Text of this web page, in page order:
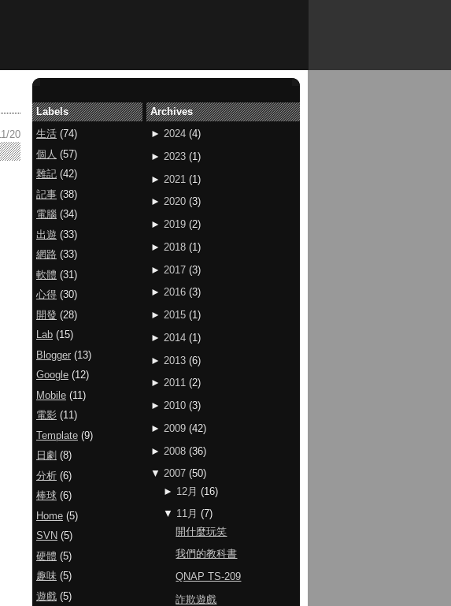
20
Archives
► 2024 (4)
► 2023 (1 )
► 2021 (1)
► 2020 (3)
► 2019 (2)
► 2018 (1 )
► 2017 (3)
► 2016 (3)
► 2015 (1)
► 2014 (1 )
► 2013 (6)
► 2011 (2)
► 2010 (3)
► 2009 (42)
► 2008 (36)
▼ 2007 (50)
► 12月 (16)
▼ 11月 (7)
開什麼玩笑
我們的教科書
QNAP TS-209
詐欺遊戲
Labels
生活 (74)
個人 (57)
雜記 (42)
記事 (38)
電腦 (34)
出遊 (33)
網路 (33)
軟體 (31)
心得 (30)
開發 (28)
Lab (15)
Blogger (13)
Google (12)
Mobile (11)
電影 (11)
Template (9)
日劇 (8)
分析 (6)
棒球 (6)
Home (5)
SVN (5)
硬體 (5)
趣味 (5)
遊戲 (5)